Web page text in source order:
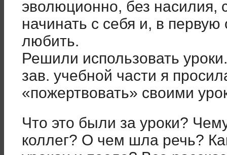
эволюционно, без
начинать с себя и, в
любить.
Решили использовать
зав. учебной части я
«пожертвовать» своими
Что это были за уроки?
коллег? О чем шла речь?